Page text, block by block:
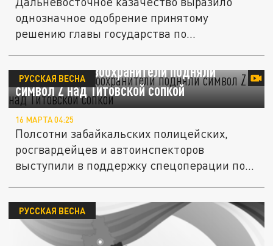
однозначное одобрение принятому
решению главы государства по...
Читинские правоохранители подняли
символ Z над Титовской сопкой
РУССКАЯ ВЕСНА
16 МАРТА 04:25
Полсотни забайкальских полицейских,
росгвардейцев и автоинспекторов
выступили в поддержку спецоперации по...
РУССКАЯ ВЕСНА